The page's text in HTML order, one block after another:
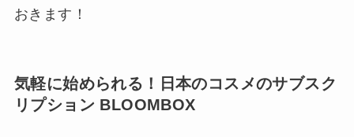
おきます！
気軽に始められる！日本のコスメのサブスク
リプション BLOOMBOX